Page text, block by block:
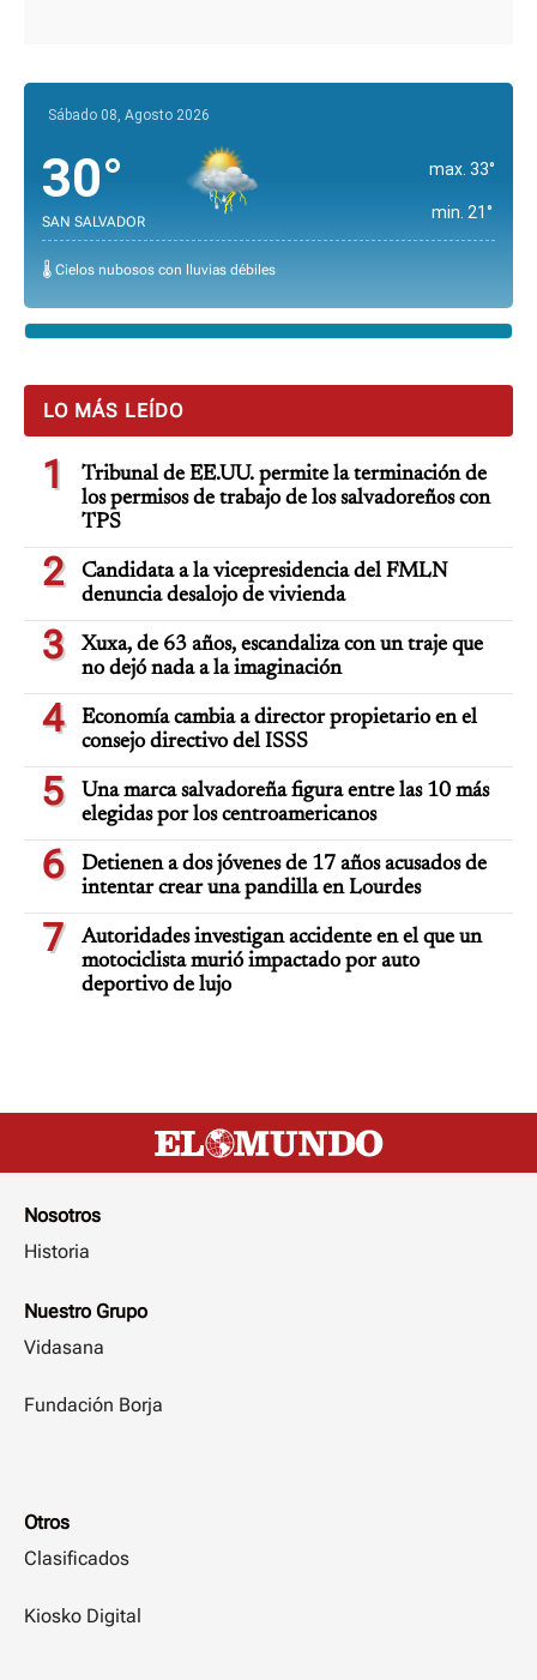
Sábado 08, Agosto 2026
30°
SAN SALVADOR
max. 33°
min. 21°
🌡️ Cielos nubosos con lluvias débiles
LO MÁS LEÍDO
1
Tribunal de EE.UU. permite la terminación de
los permisos de trabajo de los salvadoreños con
TPS
2
Candidata a la vicepresidencia del FMLN
denuncia desalojo de vivienda
3
Xuxa, de 63 años, escandaliza con un traje que
no dejó nada a la imaginación
4
Economía cambia a director propietario en el
consejo directivo del ISSS
5
Una marca salvadoreña figura entre las 10 más
elegidas por los centroamericanos
6
Detienen a dos jóvenes de 17 años acusados de
intentar crear una pandilla en Lourdes
7
Autoridades investigan accidente en el que un
motociclista murió impactado por auto
deportivo de lujo
Nosotros
Historia
Nuestro Grupo
Vidasana
Fundación Borja
Otros
Clasificados
Kiosko Digital